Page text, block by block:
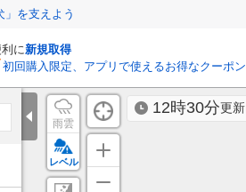
」を支えよう
利に新規取得
初回購入限定、アプリで使えるお得なクーポン
12時30分更新
雨雲
レベル